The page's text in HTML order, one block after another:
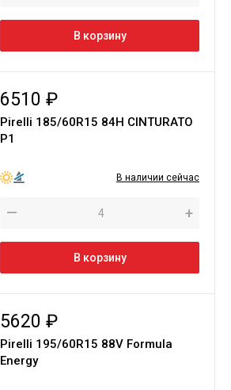
В корзину
6510 ₽
Pirelli 185/60R15 84H CINTURATO
P1
В наличии сейчас
— +
В корзину
5620 ₽
Pirelli 195/60R15 88V Formula
Energy